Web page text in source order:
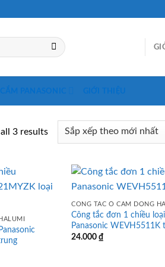
PANASONIC GIỚI THIỆU
3 results
CÔNG TẮC Ổ CẮM DÒNG
Công tắc đơn 1 chiều
Panasonic WEVH5511K
24.000₫